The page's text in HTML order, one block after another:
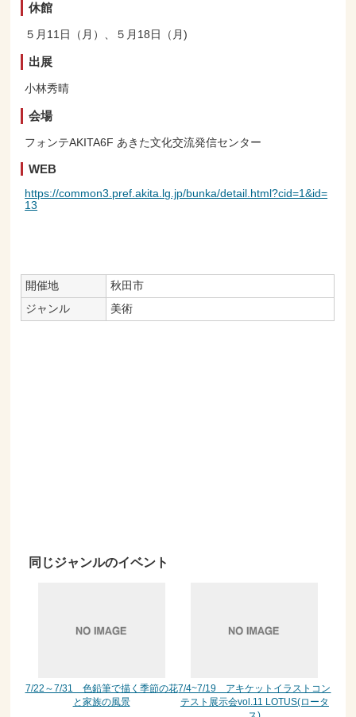
休館
５月11日（月）、５月18日（月)
出展
小林秀晴
会場
フォンテAKITA6F あきた文化交流発信センター
WEB
https://common3.pref.akita.lg.jp/bunka/detail.html?cid=1&id=
13
開催地
秋田市
ジャンル
美術
同じジャンルのイベント
7/22～7/31 色鉛筆で描く季節の花
と家族の風景
7/4~7/19 アキケットイラストコン
テスト展示会vol.11 LOTUS(ロータ